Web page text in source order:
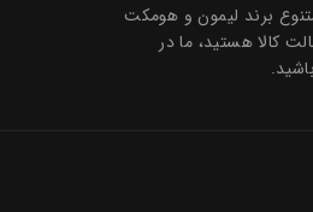
برند لیمون و هومکت
کالا هستید، ما در